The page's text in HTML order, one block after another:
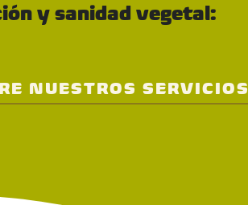
y sanidad vegetal:
NUESTROS SERVICIOS